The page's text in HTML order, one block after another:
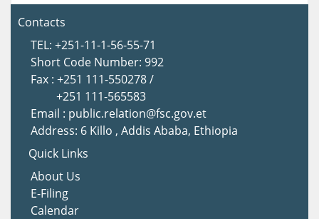
Contacts
TEL: +251-11-1-56-55-71
Short Code Number: 992
Fax : +251 111-550278 /
+251 111-565583
Email : public.relation@fsc.gov.et
Address: 6 Killo , Addis Ababa, Ethiopia
Quick Links
About Us
E-Filing
Calendar